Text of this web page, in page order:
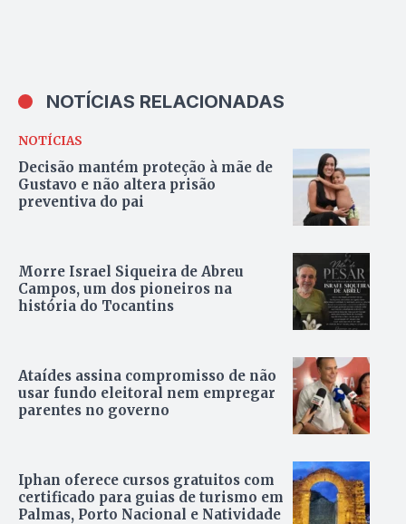
NOTÍCIAS RELACIONADAS
NOTÍCIAS
Decisão mantém proteção à mãe de
Gustavo e não altera prisão
preventiva do pai
Morre Israel Siqueira de Abreu
Campos, um dos pioneiros na
história do Tocantins
Ataídes assina compromisso de não
usar fundo eleitoral nem empregar
parentes no governo
Iphan oferece cursos gratuitos com
certificado para guias de turismo em
Palmas, Porto Nacional e Natividade